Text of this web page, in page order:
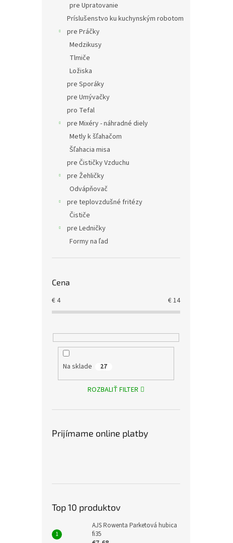
pre Upratovanie
Príslušenstvo ku kuchynským robotom
pre Práčky
Medzikusy
Tlmiče
Ložiska
pre Sporáky
pre Umývačky
pro Tefal
pre Mixéry - náhradné diely
Metly k šľahačom
Šľahacia misa
pre Čističky Vzduchu
pre Žehličky
Odvápňovač
pre teplovzdušné fritézy
Čističe
pre Ledničky
Formy na ľad
Cena
€4 €14
Na sklade 27
ROZBALIŤ FILTER
Prijímame online platby
Top 10 produktov
AJS Rowenta Parketová hubica
fi35